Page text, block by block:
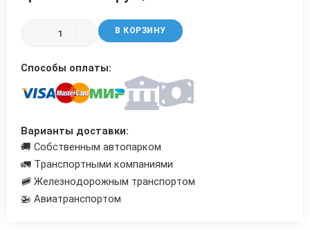
В КОРЗИНУ
Способы оплаты:
Варианты доставки:
🚚 Собственным автопарком
🚛 Транспортными компаниями
🚞 Железнодорожным транспортом
🚁 Авиатранспортом
Трубы в ВУС изоляции